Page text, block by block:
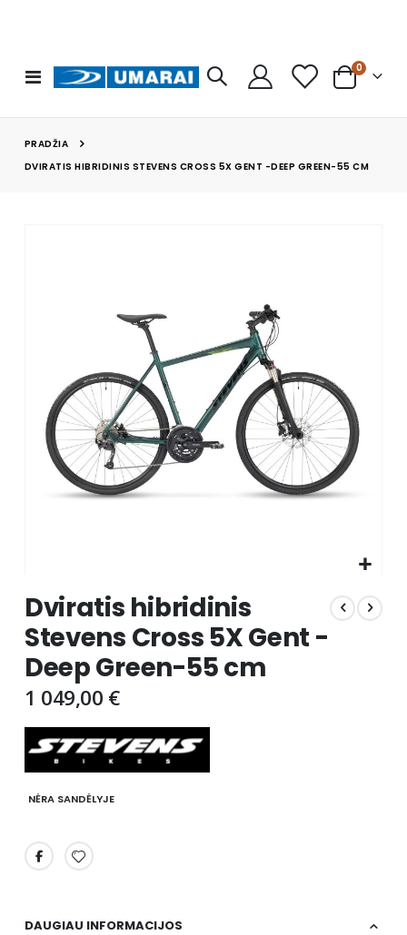
Toggle
Nav
Cart
0prekės
PRADŽIA
DVIRATIS HIBRIDINIS STEVENS CROSS 5X GENT -DEEP GREEN-55 CM
to
the
beginning
of
the
images
Dviratis hibridinis
Stevens Cross 5X Gent -
Deep Green-55 cm
1 049,00 €
NĖRA SANDĖLYJE
DAUGIAU INFORMACIJOS